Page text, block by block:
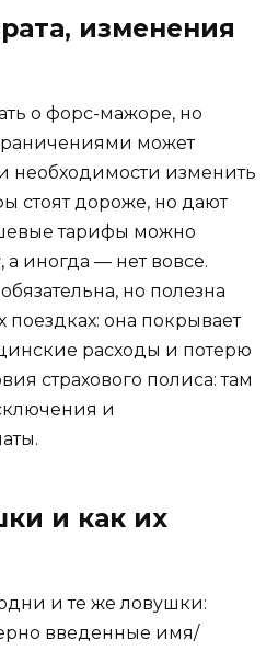
изменения
о форс-мажоре, но
может
необходимости изменить
стоят дороже, но дают
тарифы можно
а иногда — нет вовсе.
но полезна
она покрывает
расходы и потерю
страхового полиса: там
и
и как их
и те же ловушки:
введенные имя/